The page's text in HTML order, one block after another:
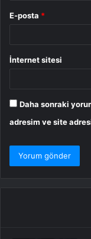
E-posta *
İnternet sitesi
Daha sonraki
adresim ve site